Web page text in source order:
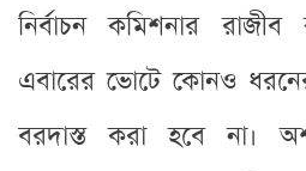
নির্বাচন কমিশনার রাজীব
এবারের ভোটে কোনও
বরদাস্ত করা হবে না।